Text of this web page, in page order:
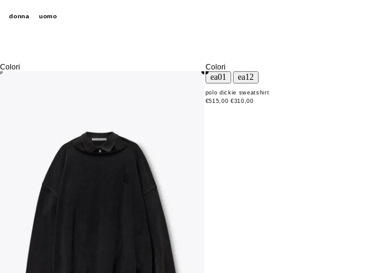
donna uomo
Colori Colori
polo dickie sweatshirt
€515,00 €310,00